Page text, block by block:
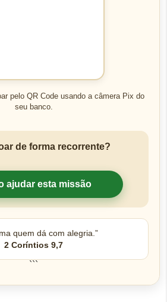
pelo QR Code usando a câmera Pix do
seu banco.
de forma recorrente?
ajudar esta missão
quem dá com alegria.”
2 Coríntios 9,7
```